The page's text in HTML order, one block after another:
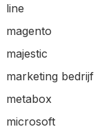
line
magento
majestic
marketing bedrijf
metabox
microsoft